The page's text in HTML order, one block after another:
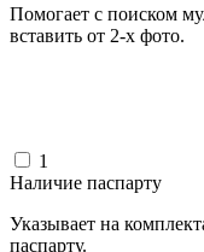
Помогает с поиском
вставить от 2-х фото.
1
Наличие паспарту
Указывает на
паспарту.